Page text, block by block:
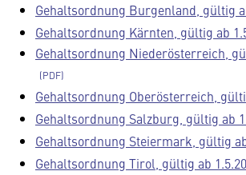
Gehaltsordnung Burgenland, gültig
Gehaltsordnung Kärnten, gültig ab
Gehaltsordnung Niederösterreich,
Gehaltsordnung Oberösterreich,
Gehaltsordnung Salzburg, gültig ab
Gehaltsordnung Steiermark, gültig
Gehaltsordnung Tirol, gültig ab